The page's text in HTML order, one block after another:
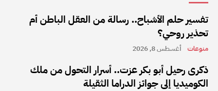
تفسير حلم الأشباح.. رسالة من العقل الباطن أم
تحذير روحي؟
منوعات أغسطس 8, 2026
ذكرى رحيل أبو بكر عزت.. أسرار التحول من ملك
الكوميديا إلى جوائز الدراما الثقيلة